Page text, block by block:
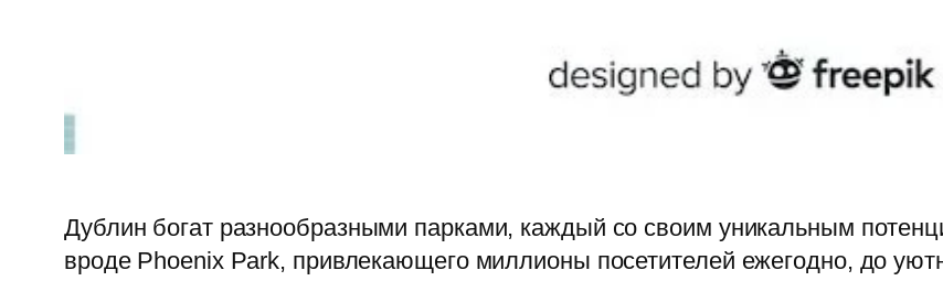
Дублин богат разнообразными парками, каждый со своим уникальным
вроде Phoenix Park, привлекающего миллионы посетителей ежегодно, до